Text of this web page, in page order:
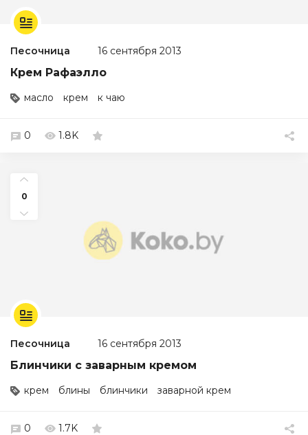
Песочница 16 сентября 2013
Крем Рафаэлло
масло крем к чаю
0 1.8K
0
Песочница 16 сентября 2013
Блинчики с заварным кремом
крем блины блинчики заварной крем
0 1.7K